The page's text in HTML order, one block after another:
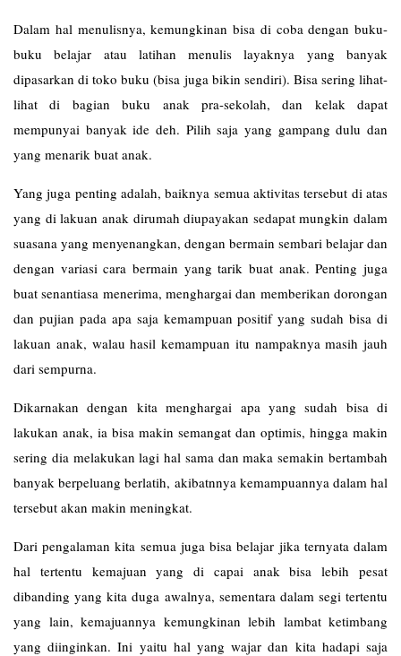
Dalam hal menulisnya, kemungkinan bisa di coba dengan buku-
buku belajar atau latihan menulis layaknya yang banyak
dipasarkan di toko buku (bisa juga bikin sendiri). Bisa sering lihat-
lihat di bagian buku anak pra-sekolah, dan kelak dapat
mempunyai banyak ide deh. Pilih saja yang gampang dulu dan
yang menarik buat anak.
Yang juga penting adalah, baiknya semua aktivitas tersebut di atas
yang di lakuan anak dirumah diupayakan sedapat mungkin dalam
suasana yang menyenangkan, dengan bermain sembari belajar dan
dengan variasi cara bermain yang tarik buat anak. Penting juga
buat senantiasa menerima, menghargai dan memberikan dorongan
dan pujian pada apa saja kemampuan positif yang sudah bisa di
lakuan anak, walau hasil kemampuan itu nampaknya masih jauh
dari sempurna.
Dikarnakan dengan kita menghargai apa yang sudah bisa di
lakukan anak, ia bisa makin semangat dan optimis, hingga makin
sering dia melakukan lagi hal sama dan maka semakin bertambah
banyak berpeluang berlatih, akibatnnya kemampuannya dalam hal
tersebut akan makin meningkat.
Dari pengalaman kita semua juga bisa belajar jika ternyata dalam
hal tertentu kemajuan yang di capai anak bisa lebih pesat
dibanding yang kita duga awalnya, sementara dalam segi tertentu
yang lain, kemajuannya kemungkinan lebih lambat ketimbang
yang diinginkan. Ini yaitu hal yang wajar dan kita hadapi saja